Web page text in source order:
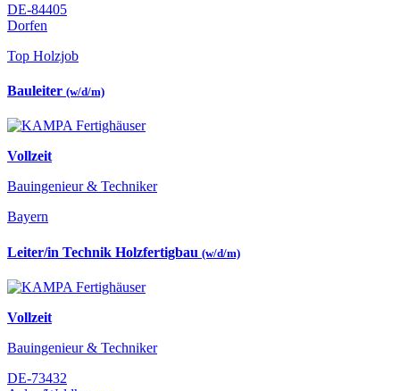
DE-84405
Dorfen
Top Holzjob
Bauleiter (w/d/m)
Vollzeit
Bauingenieur & Techniker
Bayern
Leiter/in Technik Holzfertigbau (w/d/m)
Vollzeit
Bauingenieur & Techniker
DE-73432